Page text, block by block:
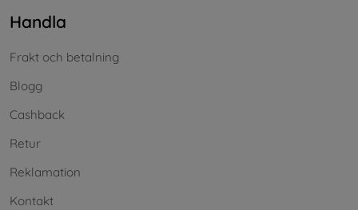
Handla
Frakt och betalning
Blogg
Cashback
Retur
Reklamation
Kontakt